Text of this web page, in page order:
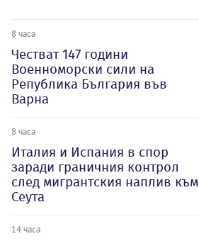
8 часа
Честват 147 години
Военноморски сили на
Република България във
Варна
8 часа
Италия и Испания в спор
заради граничния контрол
след мигрантския наплив към
Сеута
14 часа